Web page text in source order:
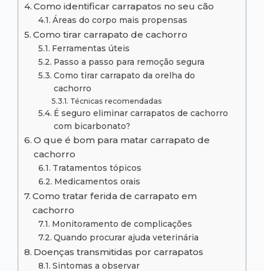
Como identificar carrapatos no seu cão
Áreas do corpo mais propensas
Como tirar carrapato de cachorro
Ferramentas úteis
Passo a passo para remoção segura
Como tirar carrapato da orelha do
cachorro
Técnicas recomendadas
É seguro eliminar carrapatos de cachorro
com bicarbonato?
O que é bom para matar carrapato de
cachorro
Tratamentos tópicos
Medicamentos orais
Como tratar ferida de carrapato em
cachorro
Monitoramento de complicações
Quando procurar ajuda veterinária
Doenças transmitidas por carrapatos
Sintomas a observar